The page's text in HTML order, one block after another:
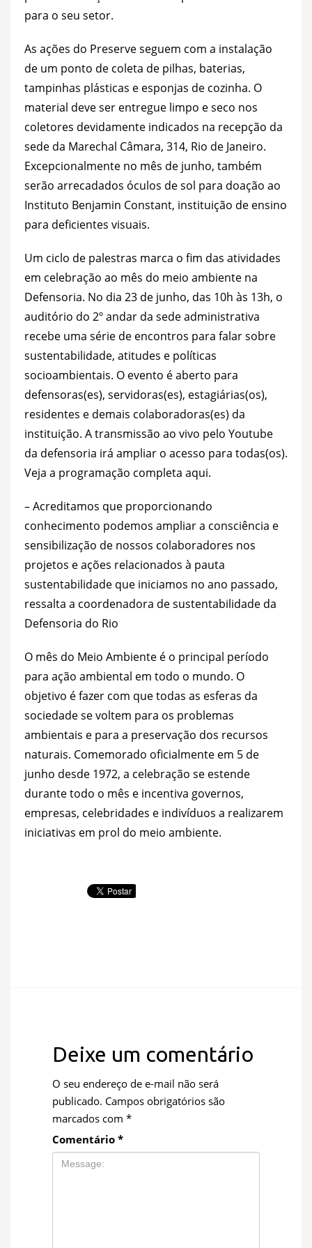
para o seu setor.
As ações do Preserve seguem com a instalação
de um ponto de coleta de pilhas, baterias,
tampinhas plásticas e esponjas de cozinha. O
material deve ser entregue limpo e seco nos
coletores devidamente indicados na recepção da
sede da Marechal Câmara, 314, Rio de Janeiro.
Excepcionalmente no mês de junho, também
serão arrecadados óculos de sol para doação ao
Instituto Benjamin Constant, instituição de ensino
para deficientes visuais.
Um ciclo de palestras marca o fim das atividades
em celebração ao mês do meio ambiente na
Defensoria. No dia 23 de junho, das 10h às 13h, o
auditório do 2º andar da sede administrativa
recebe uma série de encontros para falar sobre
sustentabilidade, atitudes e políticas
socioambientais. O evento é aberto para
defensoras(es), servidoras(es), estagiárias(os),
residentes e demais colaboradoras(es) da
instituição. A transmissão ao vivo pelo Youtube
da defensoria irá ampliar o acesso para todas(os).
Veja a programação completa aqui.
– Acreditamos que proporcionando
conhecimento podemos ampliar a consciência e
sensibilização de nossos colaboradores nos
projetos e ações relacionados à pauta
sustentabilidade que iniciamos no ano passado,
ressalta a coordenadora de sustentabilidade da
Defensoria do Rio
O mês do Meio Ambiente é o principal período
para ação ambiental em todo o mundo. O
objetivo é fazer com que todas as esferas da
sociedade se voltem para os problemas
ambientais e para a preservação dos recursos
naturais. Comemorado oficialmente em 5 de
junho desde 1972, a celebração se estende
durante todo o mês e incentiva governos,
empresas, celebridades e indivíduos a realizarem
iniciativas em prol do meio ambiente.
Deixe um comentário
O seu endereço de e-mail não será
publicado. Campos obrigatórios são
marcados com *
Comentário *